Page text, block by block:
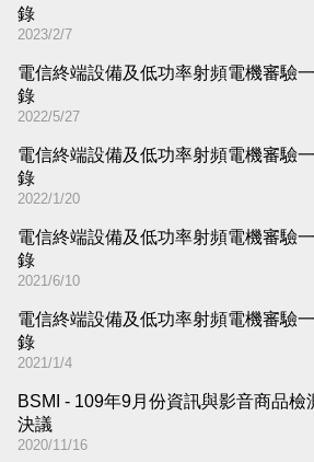
錄
2023/2/7
電信終端設備及低功率射頻電機審驗
錄
2022/5/27
電信終端設備及低功率射頻電機審驗
錄
2022/1/20
電信終端設備及低功率射頻電機審驗
錄
2021/6/10
電信終端設備及低功率射頻電機審驗
錄
2021/1/4
BSMI - 109年9月份資訊與影音商品檢
決議
2020/11/16